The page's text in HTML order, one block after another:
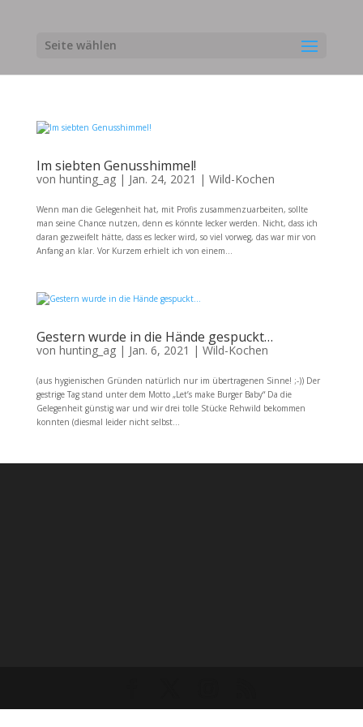
Seite wählen
Im siebten Genusshimmel!
von hunting_ag| Jan. 24, 2021 | Wild-Kochen
Wenn man die Gelegenheit hat, mit Profis zusammenzuarbeiten, sollte
man seine Chance nutzen, denn es könnte lecker werden. Nicht, dass ich
daran gezweifelt hätte, dass es lecker wird, so viel vorweg, das war mir von
Anfang an klar. Vor Kurzem erhielt ich von einem...
Gestern wurde in die Hände gespuckt…
von hunting_ag| Jan. 6, 2021 | Wild-Kochen
(aus hygienischen Gründen natürlich nur im übertragenen Sinne! ;-)) Der
gestrige Tag stand unter dem Motto „Let’s make Burger Baby“ Da die
Gelegenheit günstig war und wir drei tolle Stücke Rehwild bekommen
konnten (diesmal leider nicht selbst...